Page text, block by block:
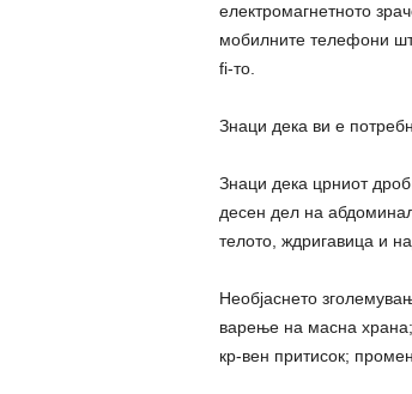
електромагнетното
мобилните телефони
fi-то.
Знаци дека ви е
Знаци дека црниот
десен дел на
телото, ждригавица и
Необјаснето
варење на масна
кр-вен притисок;